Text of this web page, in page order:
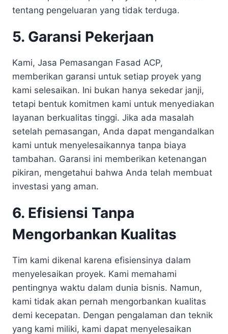
tentang pengeluaran yang tidak terduga.
5. Garansi Pekerjaan
Kami, Jasa Pemasangan Fasad ACP,
memberikan garansi untuk setiap proyek yang
kami selesaikan. Ini bukan hanya sekedar janji,
tetapi bentuk komitmen kami untuk menyediakan
layanan berkualitas tinggi. Jika ada masalah
setelah pemasangan, Anda dapat mengandalkan
kami untuk menyelesaikannya tanpa biaya
tambahan. Garansi ini memberikan ketenangan
pikiran, mengetahui bahwa Anda telah membuat
investasi yang aman.
6. Efisiensi Tanpa
Mengorbankan Kualitas
Tim kami dikenal karena efisiensinya dalam
menyelesaikan proyek. Kami memahami
pentingnya waktu dalam dunia bisnis. Namun,
kami tidak akan pernah mengorbankan kualitas
demi kecepatan. Dengan pengalaman dan teknik
yang kami miliki, kami dapat menyelesaikan